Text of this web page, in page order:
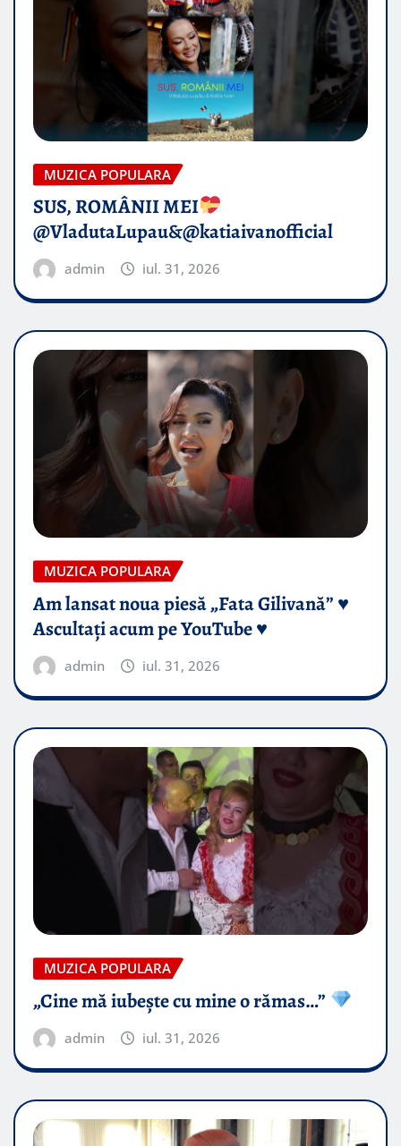
MUZICA POPULARA
SUS, ROMÂNII MEI
@VladutaLupau&@katiaivanofficial
admin iul. 31, 2026
MUZICA POPULARA
Am lansat noua piesă „Fata Gilivană” ♥️
Ascultați acum pe YouTube ♥️
admin iul. 31, 2026
MUZICA POPULARA
„Cine mă iubește cu mine o rămas…”
admin iul. 31, 2026